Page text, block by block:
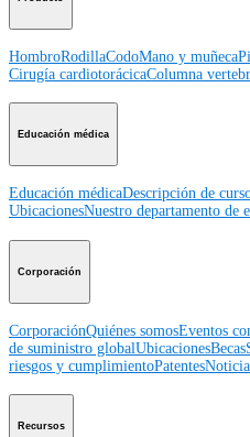
HombroRodillaCodoMano y muñeca
Cirugía cardiotorácicaColumna
Educación médica
Educación médicaDescripción de
UbicacionesNuestro departamento de
Corporación
CorporaciónQuiénes somosEventos
de suministro globalUbicacionesBecas
riesgos y cumplimientoPatentes
Recursos